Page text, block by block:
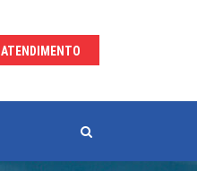
ATENDIMENTO